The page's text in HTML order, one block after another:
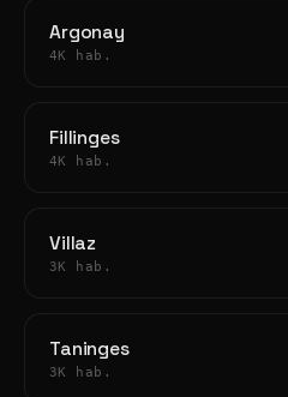
Argonay
4K hab.
Fillinges
4K hab.
Villaz
3K hab.
Taninges
3K hab.